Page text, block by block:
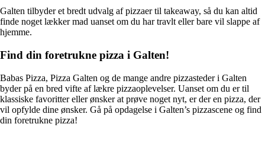
Galten tilbyder et bredt udvalg af pizzaer til takeaway, så du kan altid
finde noget lækker mad uanset om du har travlt eller bare vil slappe af
hjemme.
Find din foretrukne pizza i Galten!
Babas Pizza, Pizza Galten og de mange andre pizzasteder i Galten
byder på en bred vifte af lækre pizzaoplevelser. Uanset om du er til
klassiske favoritter eller ønsker at prøve noget nyt, er der en pizza, der
vil opfylde dine ønsker. Gå på opdagelse i Galten’s pizzascene og find
din foretrukne pizza!